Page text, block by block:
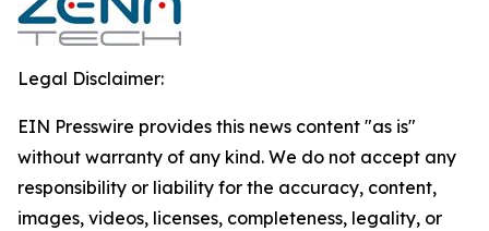
Legal Disclaimer:
EIN Presswire provides this news content "as is"
without warranty of any kind. We do not accept any
responsibility or liability for the accuracy, content,
images, videos, licenses, completeness, legality, or